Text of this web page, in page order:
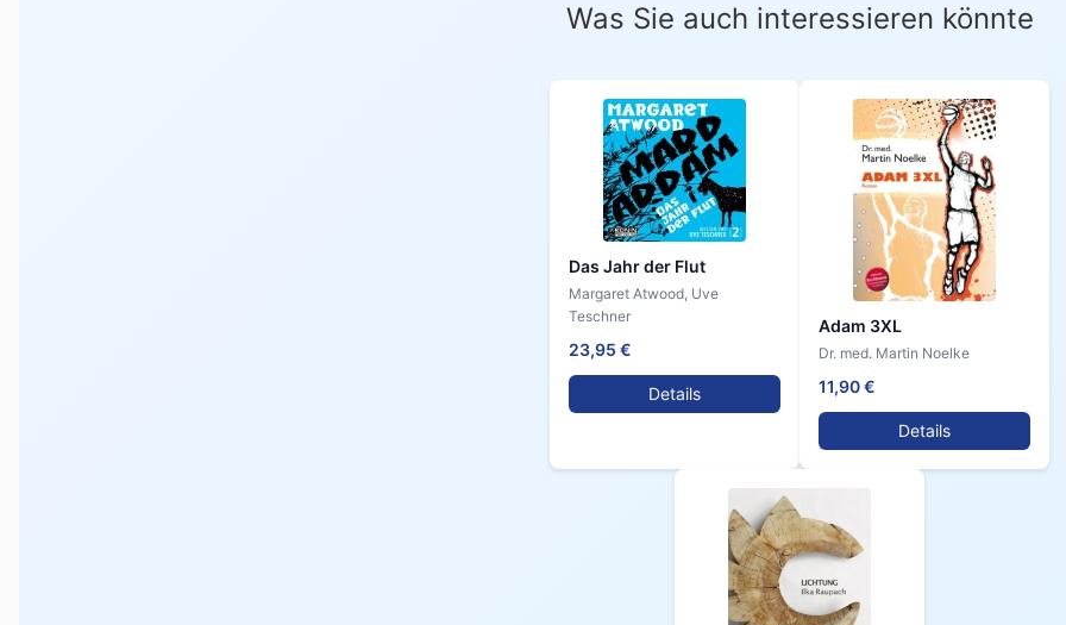
Was Sie auch interessieren könnte
Das Jahr der Flut
Margaret Atwood, Uve
Teschner
23,95 €
Details
Adam 3XL
Dr. med. Martin Noelke
11,90 €
Details